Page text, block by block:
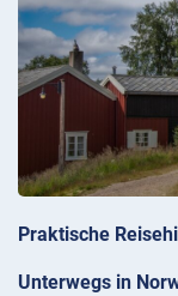
Praktische
Unterwegs in